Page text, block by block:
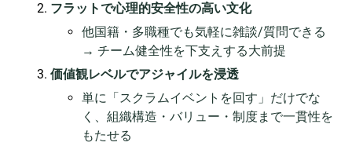
フラットで心理的安全性の高い文化
他国籍・多職種でも気軽に雑談/質問できる
→ チーム健全性を下支えする大前提
価値観レベルでアジャイルを浸透
単に「スクラムイベントを回す」だけでな
く、組織構造・バリュー・制度まで一貫性を
もたせる